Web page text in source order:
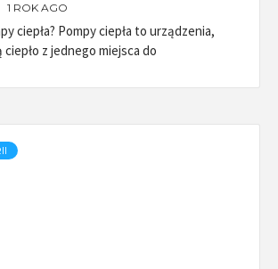
1 ROK AGO
ciepła? Pompy ciepła to urządzenia,
z jednego miejsca do